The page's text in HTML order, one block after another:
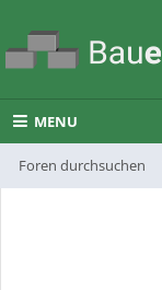
MENU
Foren durchsuchen